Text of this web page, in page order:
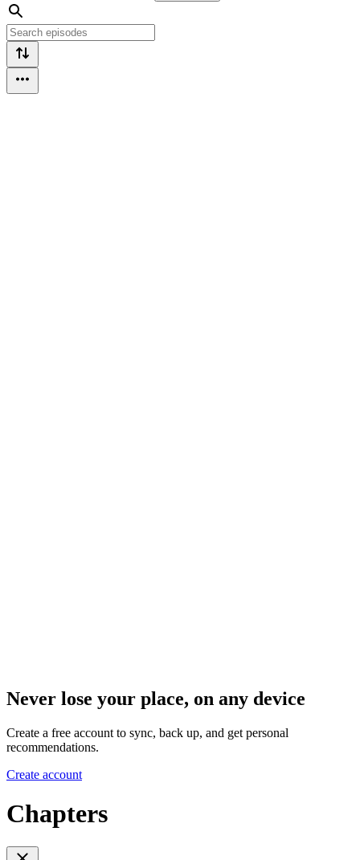
Never lose your place, on any device
Create a free account to sync, back up, and get personal
recommendations.
Create account
Chapters